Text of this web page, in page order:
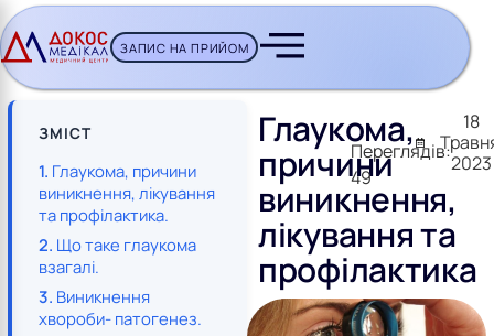
ЗАПИС НА ПРИЙОМ
ЗМІСТ
Глаукома, причини
виникнення, лікування
та профілактика.
Що таке глаукома
взагалі.
Виникнення
хвороби- патогенез.
Глаукома,
причини
виникнення,
лікування та
профілактика
Переглядів:
49
18
2023
BUTTON